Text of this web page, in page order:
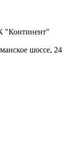
"Континент"
шоссе, 24